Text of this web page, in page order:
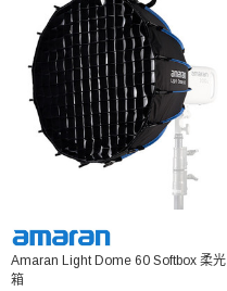
Amaran Light Dome 60 Softbox 柔光
箱